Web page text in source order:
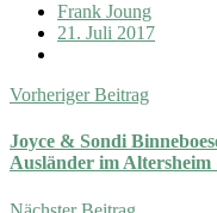
Frank Joung
21. Juli 2017
Vorheriger Beitrag
Joyce & Sondi
Ausländer im